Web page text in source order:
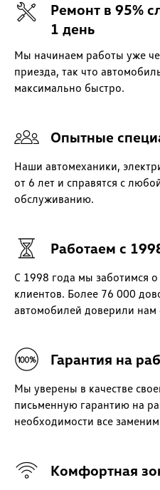
Ремонт в 95%
1 день
Мы начинаем работы уже
приезда, так что
максимально быстро.
Опытные
Наши автомеханики,
от 6 лет и справятся с
обслуживанию.
Работаем с
С 1998 года мы заботимся
клиентов. Более 76 000
автомобилей доверили
Гарантия на
Мы уверены в качестве
письменную гарантию на
необходимости все
Комфортная